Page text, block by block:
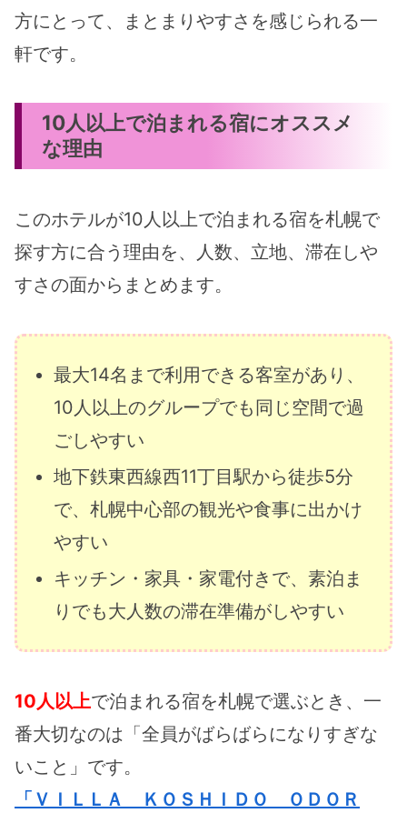
方にとって、まとまりやすさを感じられる一
軒です。
10人以上で泊まれる宿にオススメ
な理由
このホテルが10人以上で泊まれる宿を札幌で
探す方に合う理由を、人数、立地、滞在しや
すさの面からまとめます。
最大14名まで利用できる客室があり、
10人以上のグループでも同じ空間で過
ごしやすい
地下鉄東西線西11丁目駅から徒歩5分
で、札幌中心部の観光や食事に出かけ
やすい
キッチン・家具・家電付きで、素泊ま
りでも大人数の滞在準備がしやすい
10人以上で泊まれる宿を札幌で選ぶとき、一
番大切なのは「全員がばらばらになりすぎな
いこと」です。
「ＶＩＬＬＡ ＫＯＳＨＩＤＯ ＯＤＯＲ